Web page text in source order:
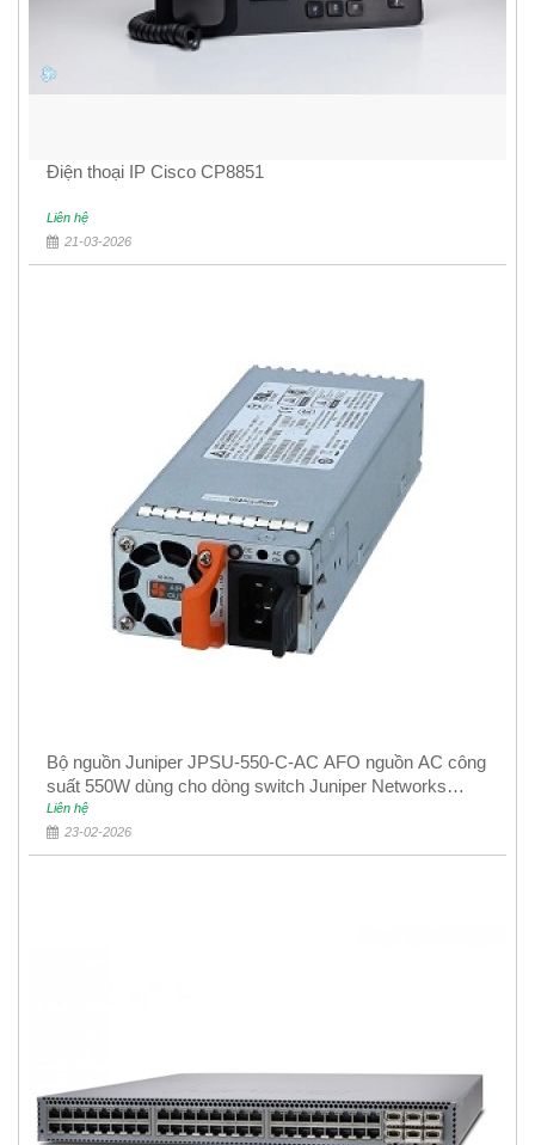
Điện thoại IP Cisco CP8851
Liên hệ
21-03-2026
Bộ nguồn Juniper JPSU-550-C-AC AFO nguồn AC công
suất 550W dùng cho dòng switch Juniper Networks
EX4400
Liên hệ
23-02-2026